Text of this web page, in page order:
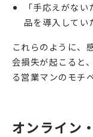
「手応えがな
品を導入してい
これらのように、
会損失が起こると
る営業マンのモチ
オンライン